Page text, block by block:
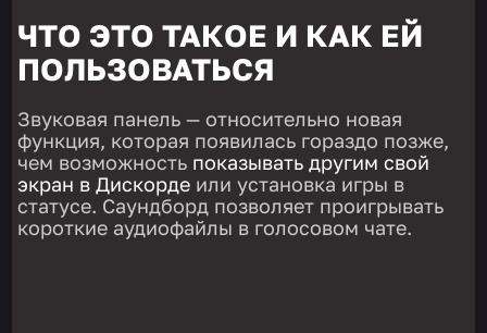
ЧТО ЭТО ТАКОЕ И КАК ЕЙ
ПОЛЬЗОВАТЬСЯ
Звуковая панель — относительно новая
функция, которая появилась гораздо позже,
чем возможность показывать другим свой
экран в Дискорде или установка игры в
статусе. Саундборд позволяет проигрывать
короткие аудиофайлы в голосовом чате.